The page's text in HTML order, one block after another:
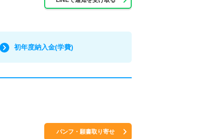
初年度納入金(学費)
パンフ・願書取り寄せ